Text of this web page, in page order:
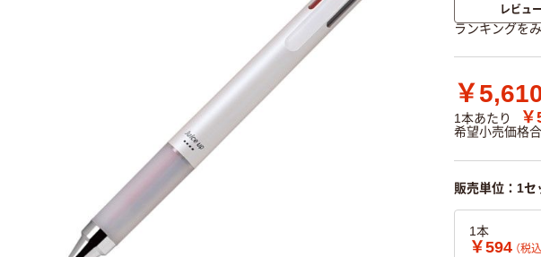
レビュ
ランキングを
￥
1本あたり
希望小売価格
販売単位：1セ
1本
￥594 （税込